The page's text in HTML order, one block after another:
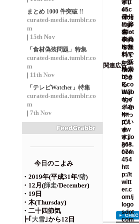
関連広告
まとめ 1000 件突破 !!
curated-media.tumblr.co
m
15th Nov
「食材偽装問題」特集
curated-media.tumblr.co
m
11th Nov
「テレビWatcher」特集
curated-media.tumblr.co
m
7th Nov
今日のこよみ
・2019年(平成31年/猪)
・12月(師走/December)
・19日
・木(Thursday)
・二十四節気
┣｢ 大雪｣から12日